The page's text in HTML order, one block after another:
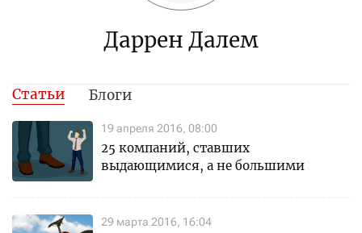
Даррен Далем
Статьи Блоги
19 апреля 2016, 08:00
25 компаний, ставших
выдающимися, а не большими
29 марта 2016, 16:04